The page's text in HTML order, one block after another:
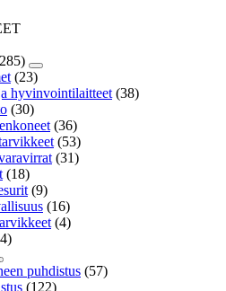
(23)
hyvinvointilaitteet (38)
(30)
(36)
(53)
(31)
(18)
(9)
(16)
(4)
puhdistus (57)
(122)